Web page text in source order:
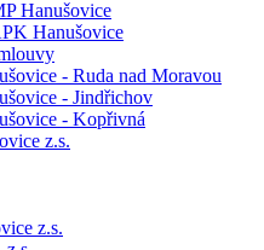
Hanušovice
Hanušovice
- Ruda nad Moravou
- Jindřichov
- Kopřivná
z.s.
z.s.